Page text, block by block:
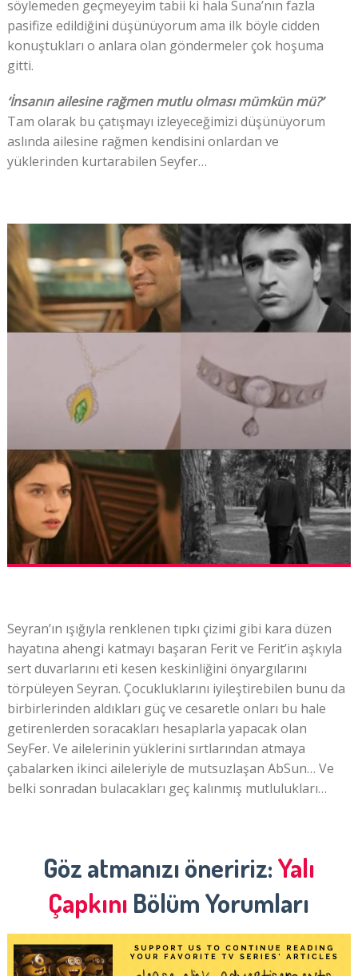
söylemeden geçmeyeyim tabii ki hala Suna’nın fazla
pasifize edildiğini düşünüyorum ama ilk böyle cidden
konuştukları o anlara olan göndermeler çok hoşuma
gitti.
‘İnsanın ailesine rağmen mutlu olması mümkün mü?’
Tam olarak bu çatışmayı izleyeceğimizi düşünüyorum
aslında ailesine rağmen kendisini onlardan ve
yüklerinden kurtarabilen Seyfer…
Seyran’ın ışığıyla renklenen tıpkı çizimi gibi kara düzen
hayatına ahengi katmayı başaran Ferit ve Ferit’in aşkıyla
sert duvarlarını eti kesen keskinliğini önyargılarını
törpüleyen Seyran. Çocukluklarını iyileştirebilen bunu da
birbirlerinden aldıkları güç ve cesaretle onları bu hale
getirenlerden soracakları hesaplarla yapacak olan
SeyFer. Ve ailelerinin yüklerini sırtlarından atmaya
çabalarken ikinci aileleriyle de mutsuzlaşan AbSun… Ve
belki sonradan bulacakları geç kalınmış mutlulukları…
Göz atmanızı öneririz:Yalı
Çapkını Bölüm Yorumları